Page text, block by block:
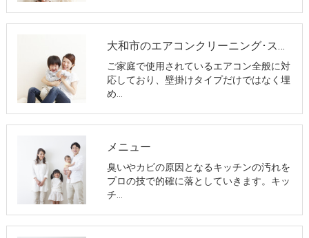
大和市のエアコンクリーニング･スリーエスお掃除サービスの評判
ご家庭で使用されているエアコン全般に対
応しており、壁掛けタイプだけではなく埋
め…
メニュー
臭いやカビの原因となるキッチンの汚れを
プロの技で的確に落としていきます。キッ
チ…